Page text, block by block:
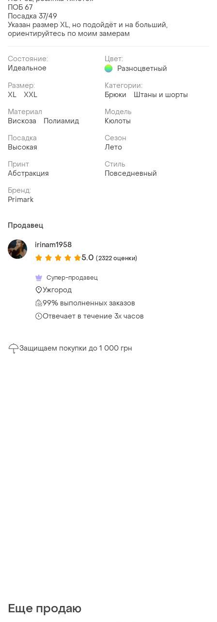
ПОБ 67
Посадка 37/49
Указан размер XL, но подойдёт и на больший,
ориентируйтесь по моим замерам
Состояние:
Идеальное
Цвет:
Разноцветный
Размер:
XL
XXL
Категории:
Брюки
Штаны и шорты
Материал
Вискоза
Полиамид
Модель
Кюлоты
Посадка
Высокая
Сезон
Лето
Принт
Абстракция
Стиль
Повседневный
Бренд:
Primark
Продавец
irinam1958
5.0 (2322 оценки)
Супер-продавец
Ужгород
99% выполненных заказов
Отвечает в течение 3х часов
Защищаем покупки до 1 000 грн
Еще продаю